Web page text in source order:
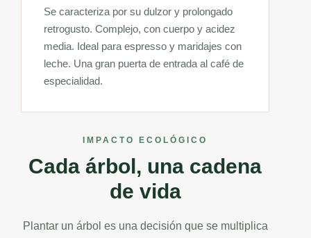
Se caracteriza por su dulzor y prolongado
retrogusto. Complejo, con cuerpo y acidez
media. Ideal para espresso y maridajes con
leche. Una gran puerta de entrada al café de
especialidad.
IMPACTO ECOLÓGICO
Cada árbol, una cadena
de vida
Plantar un árbol es una decisión que se multiplica